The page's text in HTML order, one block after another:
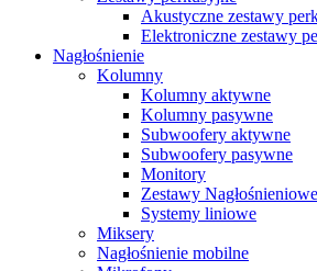
Akustyczne zestawy
Elektroniczne zestawy
Nagłośnienie
Kolumny
Kolumny aktywne
Kolumny pasywne
Subwoofery aktywne
Subwoofery pasywne
Monitory
Zestawy Nagłośnieniowe
Systemy liniowe
Miksery
Nagłośnienie mobilne